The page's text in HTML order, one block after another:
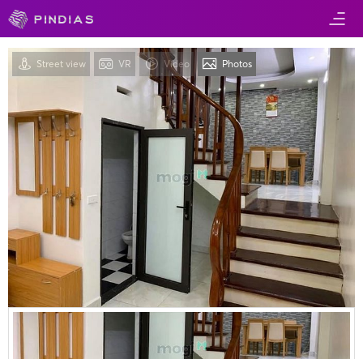
Street view VR Video Photos